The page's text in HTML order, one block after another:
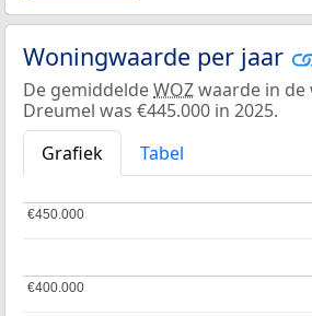
Woningwaarde per jaar
De gemiddeldeWOZwaarde in
Dreumel was €445.000 in 2025.
Grafiek
Tabel
€400.000
€400.000
€450.000
€450.000